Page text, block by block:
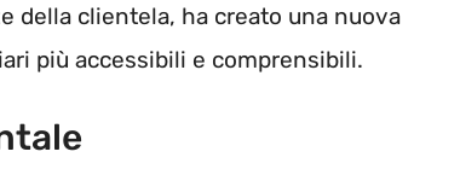
della clientela, ha creato una nuova
più accessibili e comprensibili.